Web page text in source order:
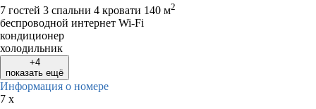
7 гостей 3 спальни 4 кровати 140 м2
беспроводной интернет Wi-Fi
кондиционер
холодильник
+4
показать ещё
Информация о номере
7 x